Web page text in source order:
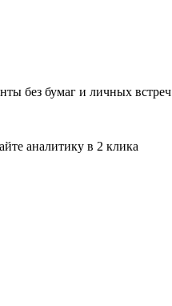
без бумаг и личных встреч
аналитику в 2 клика